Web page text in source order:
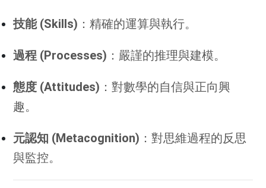
技能 (Skills) ：精確的運算與執行。
過程 (Processes) ：嚴謹的推理與建模。
態度 (Attitudes) ：對數學的自信與正向興
趣。
元認知 (Metacognition) ：對思維過程的反思
與監控。